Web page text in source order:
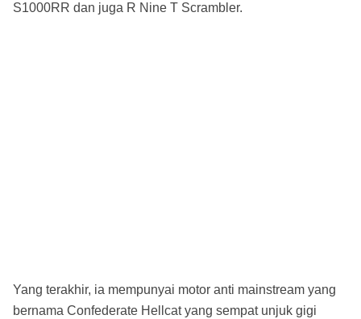
S1000RR dan juga R Nine T Scrambler.
Yang terakhir, ia mempunyai motor anti mainstream yang
bernama Confederate Hellcat yang sempat unjuk gigi